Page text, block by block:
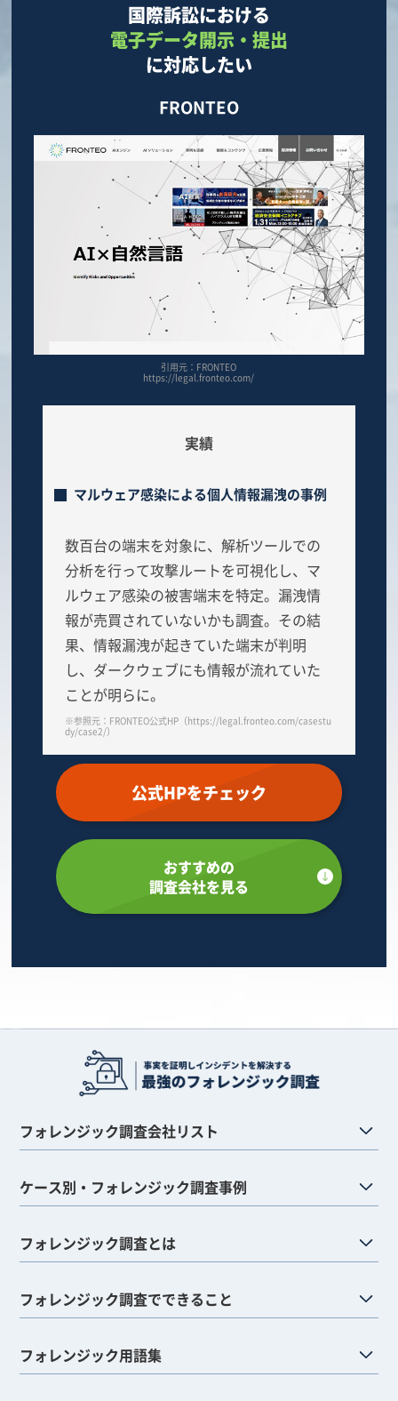
国際訴訟における
電子データ開示・提出
に対応したい
FRONTEO
引用元：FRONTEO
https://legal.fronteo.com/
実績
マルウェア感染による個人情報漏洩の事例
数百台の端末を対象に、解析ツールでの
分析を行って攻撃ルートを可視化し、マ
ルウェア感染の被害端末を特定。漏洩情
報が売買されていないかも調査。その結
果、情報漏洩が起きていた端末が判明
し、ダークウェブにも情報が流れていた
ことが明らに。
※参照元：FRONTEO公式HP（https://legal.fronteo.com/casestu
dy/case2/）
公式HPをチェック
おすすめの
調査会社を見る
フォレンジック調査会社リスト
ケース別・フォレンジック調査事例
フォレンジック調査とは
フォレンジック調査でできること
フォレンジック用語集